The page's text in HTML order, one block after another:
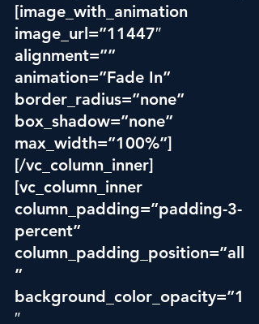
[image_with_animation
image_url=”11447″
alignment=””
animation=”Fade In”
border_radius=”none”
box_shadow=”none”
max_width=”100%”]
[/vc_column_inner]
[vc_column_inner
column_padding=”padding-3-
percent”
column_padding_position=”all
”
background_color_opacity=”1
″